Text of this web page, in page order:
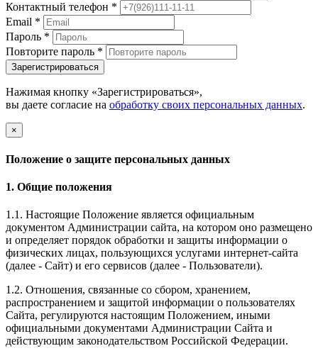
Контактный телефон *
Email *
Пароль *
Повторите пароль *
Зарегистрироваться
Нажимая кнопку «Зарегистрироваться»,
вы даете согласие на обработку своих персональных данных.
×
Положение о защите персональных данных
1. Общие положения
1.1. Настоящие Положение является официальным
документом Администрации сайта, на котором оно размещено
и определяет порядок обработки и защиты информации о
физических лицах, пользующихся услугами интернет-сайта
(далее - Сайт) и его сервисов (далее - Пользователи).
1.2. Отношения, связанные со сбором, хранением,
распространением и защитой информации о пользователях
Сайта, регулируются настоящим Положением, иными
официальными документами Администрации Сайта и
действующим законодательством Российской Федерации.